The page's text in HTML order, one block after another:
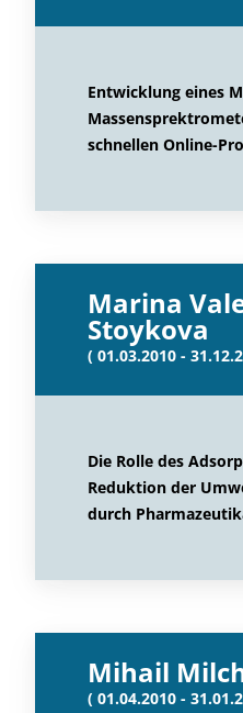
Entwicklung eines
schnellen Online-
Marina
Stoykova
( 01.03.2010 -
Die Rolle des
Reduktion der
durch
Mihail
( 01.04.2010 -